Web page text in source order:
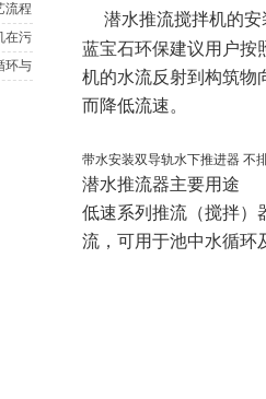
流程
在污
环与
潜水推流搅拌机的
蓝宝石环保建议用户按
机的水流反射到构筑物
而降低流速。
带水安装双导轨水下推进器 不
潜水推流器主要用途
低速系列推流（搅拌）
流，可用于池中水循环